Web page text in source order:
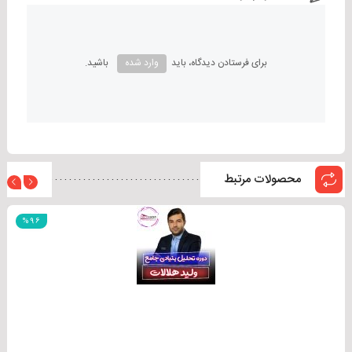
دوره vip مدار ثروت دکتر کاویانی
برای فرستادن دیدگاه، باید وارد شده باشید.
محصولات مرتبط
%96